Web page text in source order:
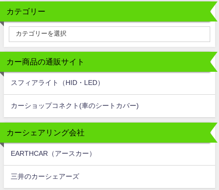
カテゴリー
カー商品の通販サイト
スフィアライト（HID・LED）
カーショップコネクト(車のシートカバー)
カーシェアリング会社
EARTHCAR（アースカー）
三井のカーシェアーズ